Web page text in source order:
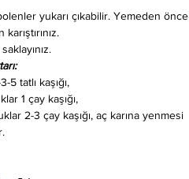
yukarı çıkabilir. Yemeden önce
5 tatlı kaşığı,
1 çay kaşığı,
2-3 çay kaşığı, aç karına yenmesi